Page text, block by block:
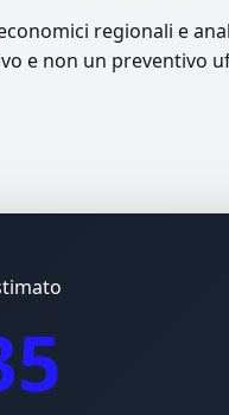
regionali e
e non un preventivo